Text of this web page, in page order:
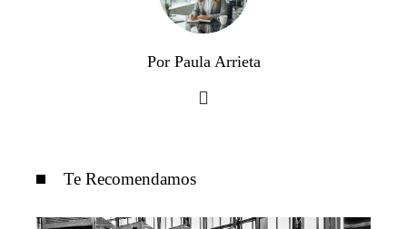
Por Paula Arrieta
Te Recomendamos